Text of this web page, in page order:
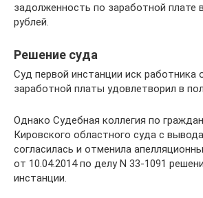
задолженность по заработной плате
рублей.
Решение суда
Суд первой инстанции иск работника
заработной платы удовлетворил в
Однако Судебная коллегия по
Кировского областного суда с
согласилась и отменила
от 10.04.2014 по делу N 33-1091
инстанции.